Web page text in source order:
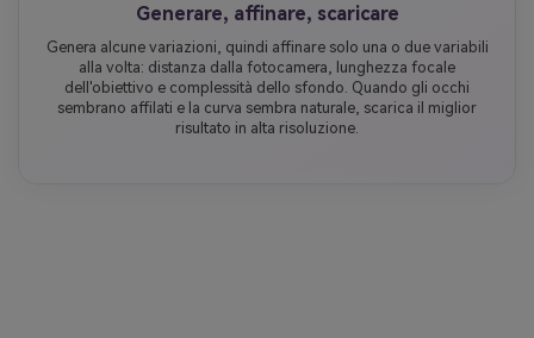
Generare, affinare, scaricare
Genera alcune variazioni, quindi affinare solo una o due variabili
alla volta: distanza dalla fotocamera, lunghezza focale
dell'obiettivo e complessità dello sfondo. Quando gli occhi
sembrano affilati e la curva sembra naturale, scarica il miglior
risultato in alta risoluzione.